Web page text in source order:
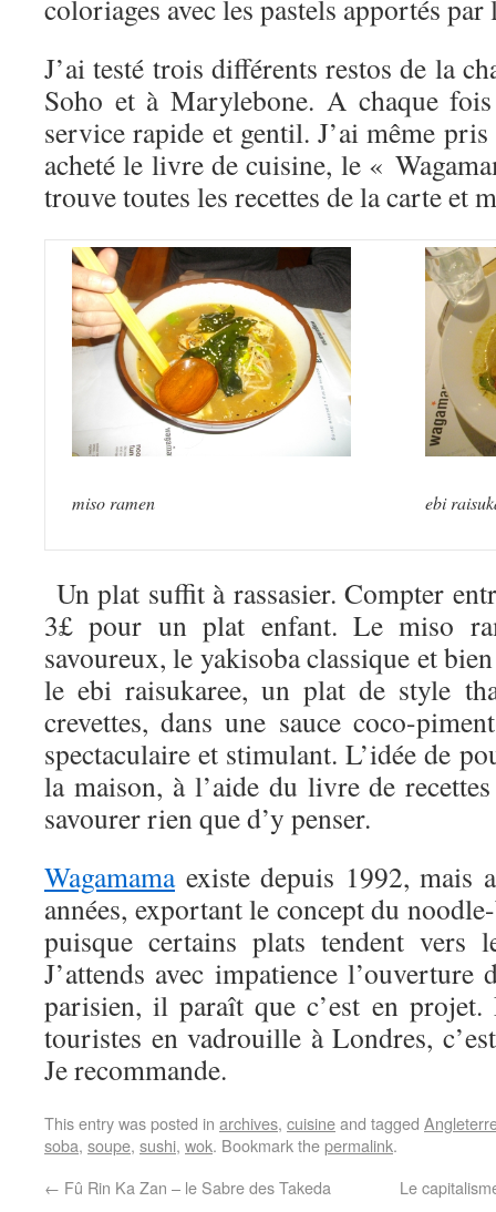
coloriages avec les pastels apportés par
J’ai testé trois différents restos de la
Soho et à Marylebone. A chaque
service rapide et gentil. J’ai même
acheté le livre de cuisine, le «
trouve toutes les recettes de la carte et
miso ramen ebi
Un plat suffit à rassasier. Compter
3£ pour un plat enfant. Le miso
savoureux, le yakisoba classique et
le ebi raisukaree, un plat de style
crevettes, dans une sauce coco-
spectaculaire et stimulant. L’idée de
la maison, à l’aide du livre de
savourer rien que d’y penser.
Wagamamaexiste depuis 1992, mais
années, exportant le concept du
puisque certains plats tendent
J’attends avec impatience l’ouverture
parisien, il paraît que c’est en projet.
touristes en vadrouille à Londres,
Je recommande.
This entry was posted in archives, cuisineand tagged
soba, soupe, sushi, wok. Bookmark thepermalink.
← Fû Rin Ka Zan – le Sabre des Takeda Le